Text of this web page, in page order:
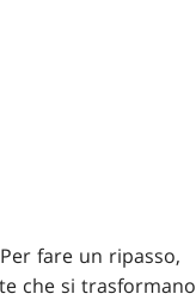
fare un ripasso,
che si trasformano